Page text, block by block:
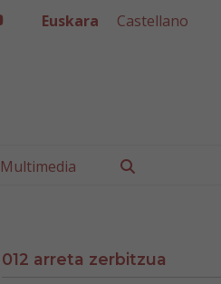
youtube
Euskara Castellano
Multimedia
012 arreta zerbitzua